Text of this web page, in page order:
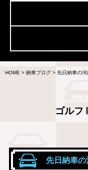
HOME > 納車ブログ > 先日納車の河
ゴルフ
先日納車の